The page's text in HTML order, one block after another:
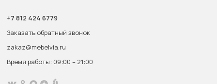
+7 812 424 6779
Заказать обратный звонок
zakaz@mebelvia.ru
Время работы: 09:00 – 21:00